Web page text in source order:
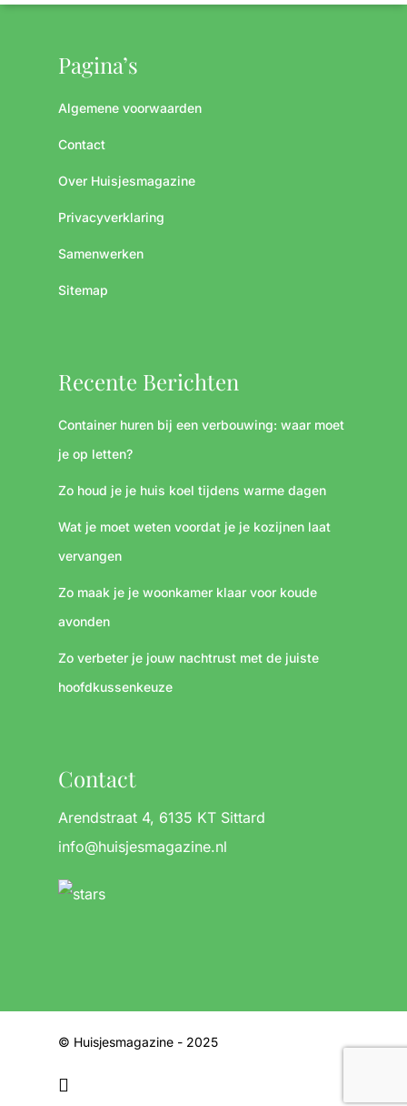
Pagina’s
Algemene voorwaarden
Contact
Over Huisjesmagazine
Privacyverklaring
Samenwerken
Sitemap
Recente Berichten
Container huren bij een verbouwing: waar moet
je op letten?
Zo houd je je huis koel tijdens warme dagen
Wat je moet weten voordat je je kozijnen laat
vervangen
Zo maak je je woonkamer klaar voor koude
avonden
Zo verbeter je jouw nachtrust met de juiste
hoofdkussenkeuze
Contact
Arendstraat 4, 6135 KT Sittard
info@huisjesmagazine.nl
© Huisjesmagazine - 2025